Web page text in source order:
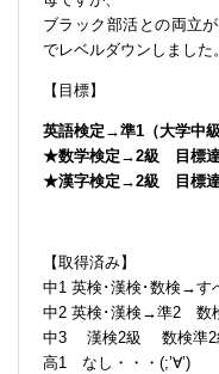
ブラック部活との両立
でレベルダウンしました。
【目標】
英語検定→準1（大学中級
★数学検定→2級 目標達
★漢字検定→2級 目標達
【取得済み】
中1 英検･漢検･数検→す
中2 英検･漢検→準2 数
中3 漢検2級 数検準2
高1 なし・・・(;’∀’)